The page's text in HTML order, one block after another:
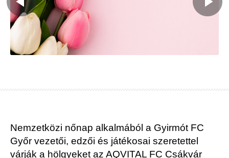
Nemzetközi nőnap alkalmából a Gyirmót FC
Győr vezetői, edzői és játékosai szeretettel
várják a hölgyeket az AQVITAL FC Csákvár